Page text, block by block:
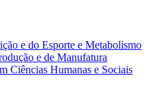
e do Esporte e Metabolismo
e de Manufatura
Ciências Humanas e Sociais